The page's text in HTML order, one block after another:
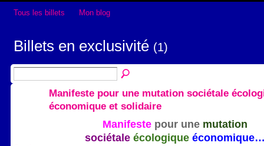
Tous les billets Mon blog
Billets en exclusivité (1)
Manifeste pour une mutation sociétale
économique et solidaire
Manifeste pour une mutation
sociétale écologique